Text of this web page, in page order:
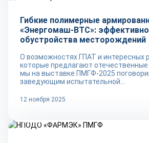
Гибкие полимерные
«Энергомаш-ВТС»:
обустройства месторождений
О возможностях ГПАТ и интересных
которые предлагают отечественные
мы на выставке ПМГФ-2025
заведующим испытательной...
12 ноября 2025